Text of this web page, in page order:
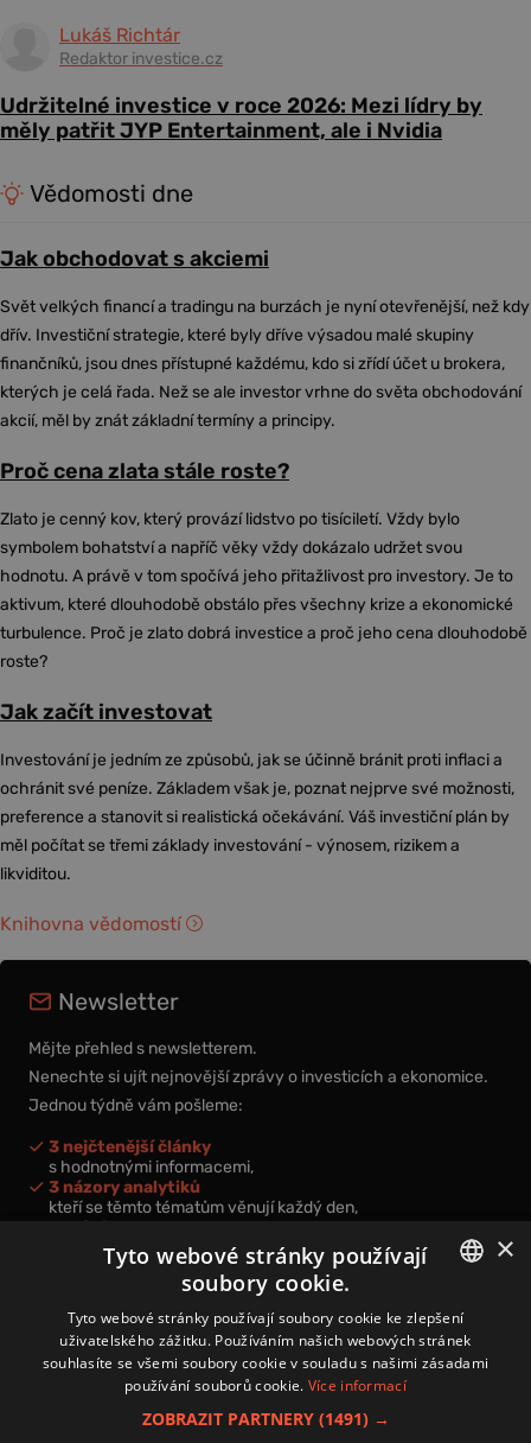
Lukáš Richtár
Redaktor investice.cz
Udržitelné investice v roce 2026: Mezi lídry by
měly patřit JYP Entertainment, ale i Nvidia
Vědomosti dne
Jak obchodovat s akciemi
Svět velkých financí a tradingu na burzách je nyní otevřenější, než kdy
dřív. Investiční strategie, které byly dříve výsadou malé skupiny
finančníků, jsou dnes přístupné každému, kdo si zřídí účet u brokera,
kterých je celá řada. Než se ale investor vrhne do světa obchodování
akcií, měl by znát základní termíny a principy.
Proč cena zlata stále roste?
Zlato je cenný kov, který provází lidstvo po tisíciletí. Vždy bylo
symbolem bohatství a napříč věky vždy dokázalo udržet svou
hodnotu. A právě v tom spočívá jeho přitažlivost pro investory. Je to
aktivum, které dlouhodobě obstálo přes všechny krize a ekonomické
turbulence. Proč je zlato dobrá investice a proč jeho cena dlouhodobě
roste?
Jak začít investovat
Investování je jedním ze způsobů, jak se účinně bránit proti inflaci a
ochránit své peníze. Základem však je, poznat nejprve své možnosti,
preference a stanovit si realistická očekávání. Váš investiční plán by
měl počítat se třemi základy investování - výnosem, rizikem a
likviditou.
Knihovna vědomostí
Newsletter
Mějte přehled s newsletterem.
Nenechte si ujít nejnovější zprávy o investicích a ekonomice.
Jednou týdně vám pošleme:
3 nejčtenější články
s hodnotnými informacemi,
3 názory analytiků
kteří se těmto tématům věnují každý den,
nová videa a podcasty
k prohloubení vašich znalostí.
Přihlášením k newsletteru vyjadřujete svůj souhlas spodmínkami
zpracování osobních údajů.
CZECH
×
Tyto webové stránky používají
soubory cookie.
Tyto webové stránky používají soubory cookie ke zlepšení
uživatelského zážitku. Používáním našich webových stránek
souhlasíte se všemi soubory cookie v souladu s našimi zásadami
používání souborů cookie. Více informací
ZOBRAZIT PARTNERY (1491) →